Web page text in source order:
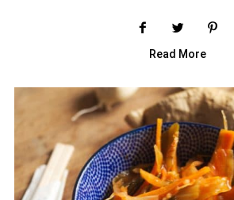
Read More